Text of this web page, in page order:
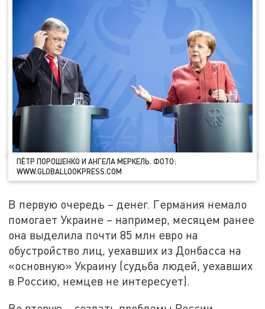
ПЁТР ПОРОШЕНКО И АНГЕЛА МЕРКЕЛЬ. ФОТО:
WWW.GLOBALLOOKPRESS.COM
В первую очередь – денег. Германия немало
помогает Украине – например, месяцем ранее
она выделила почти 85 млн евро на
обустройство лиц, уехавших из Донбасса на
«основную» Украину (судьба людей, уехавших
в Россию, немцев не интересует).